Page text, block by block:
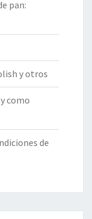
pan:
y otros
como
de